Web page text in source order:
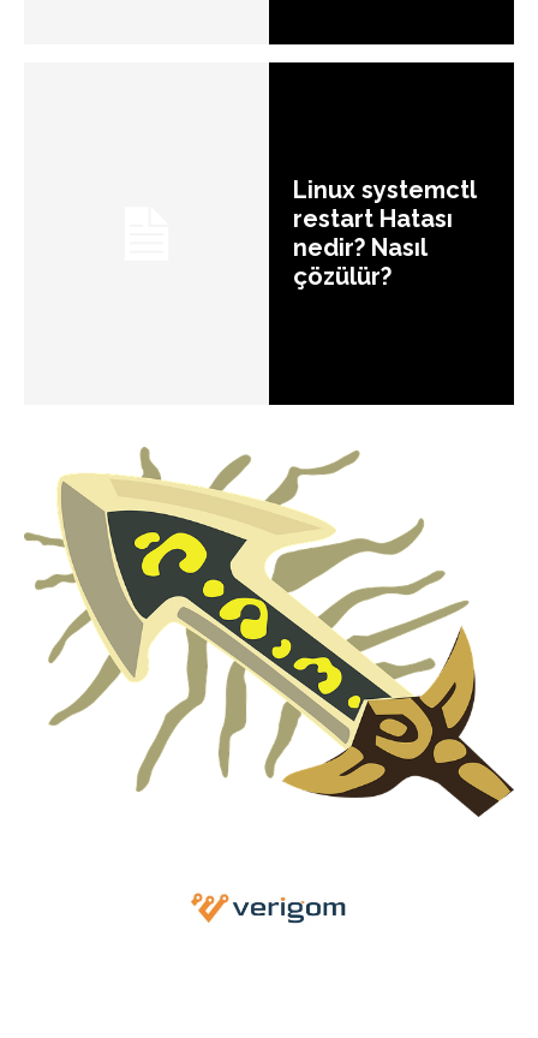
Linux systemctl
restart Hatası
nedir? Nasıl
çözülür?